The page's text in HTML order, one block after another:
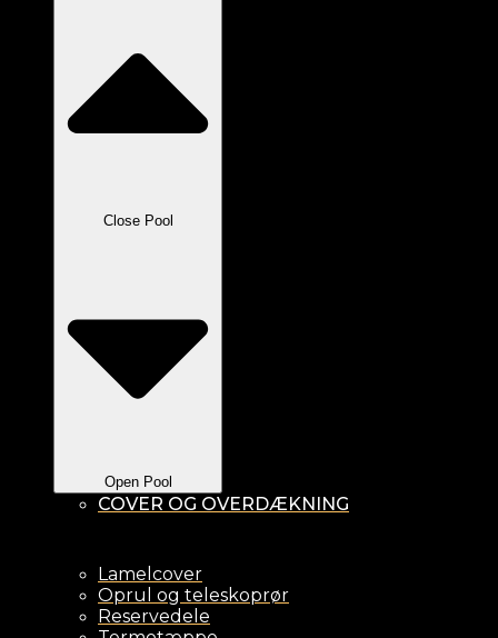
Close Pool
Open Pool
COVER OG OVERDÆKNING
Lamelcover
Oprul og teleskoprør
Reservedele